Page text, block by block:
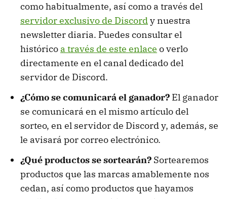
como habitualmente, así como a través del
servidor exclusivo de Discordy nuestra
newsletter diaria. Puedes consultar el
histórico a través de este enlace o verlo
directamente en el canal dedicado del
servidor de Discord.
¿Cómo se comunicará el ganador? El ganador
se comunicará en el mismo artículo del
sorteo, en el servidor de Discord y, además, se
le avisará por correo electrónico.
¿Qué productos se sortearán? Sortearemos
productos que las marcas amablemente nos
cedan, así como productos que hayamos